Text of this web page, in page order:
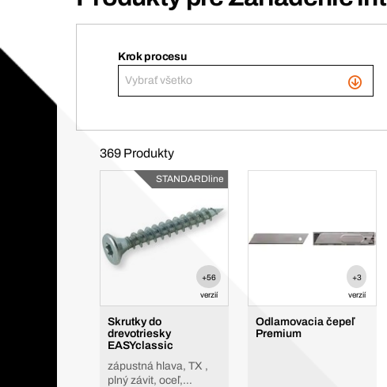
Krok procesu
Vybrať všetko
369 Produkty
STANDARDline
+56
verzií
Skrutky do
drevotriesky
EASYclassic
zápustná hlava, TX ,
plný závit, oceľ,
+3
verzií
Odlamovacia čepeľ
Premium